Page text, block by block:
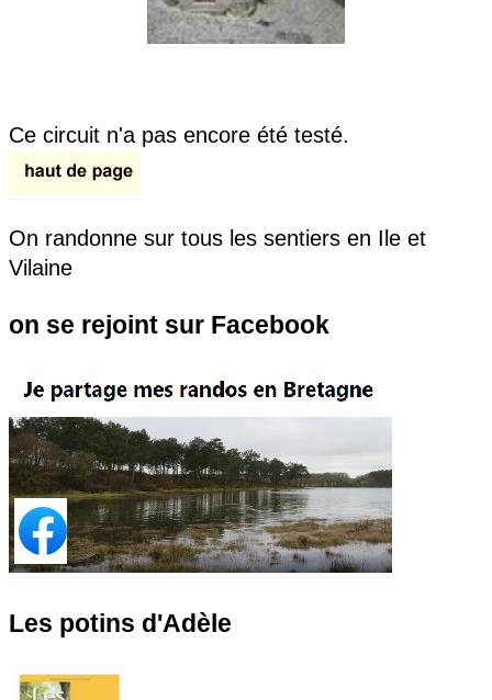
Ce circuit n'a pas encore été testé.
On randonne sur tous les sentiers en Ile et
Vilaine
on se rejoint sur Facebook
Les potins d'Adèle